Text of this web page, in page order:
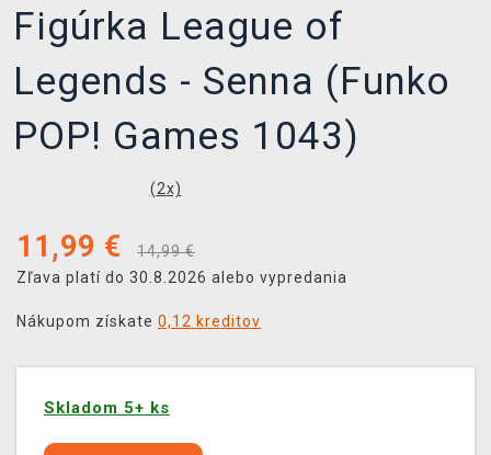
Figúrka League of
Legends - Senna (Funko
POP! Games 1043)
(2x)
11,99 €
14,99 €
Zľava platí do 30.8.2026 alebo vypredania
Nákupom získate 0,12 kreditov
Skladom 5+ ks